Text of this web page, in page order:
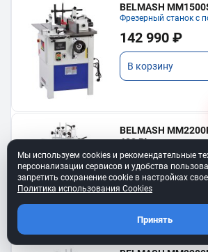
BELMASH
Фрезерный станок с
142 990 ₽
В корзину
BELMASH
400 В)
Фрезерный станок
197 990 ₽
Мы используем cookies и рекомендательные
персонализации сервисов и удобства
запретить сохранение cookie в настройках
Политика использования Cookies
Принять